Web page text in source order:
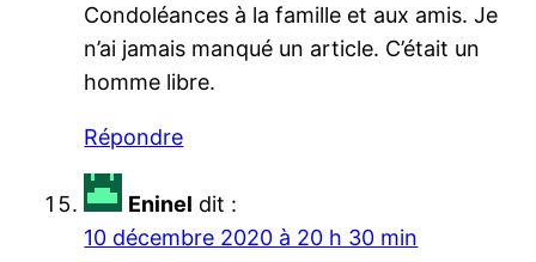
Condoléances à la famille et aux amis. Je
n’ai jamais manqué un article. C’était un
homme libre.
Répondre
Eninel dit :
10 décembre 2020 à 20 h 30 min